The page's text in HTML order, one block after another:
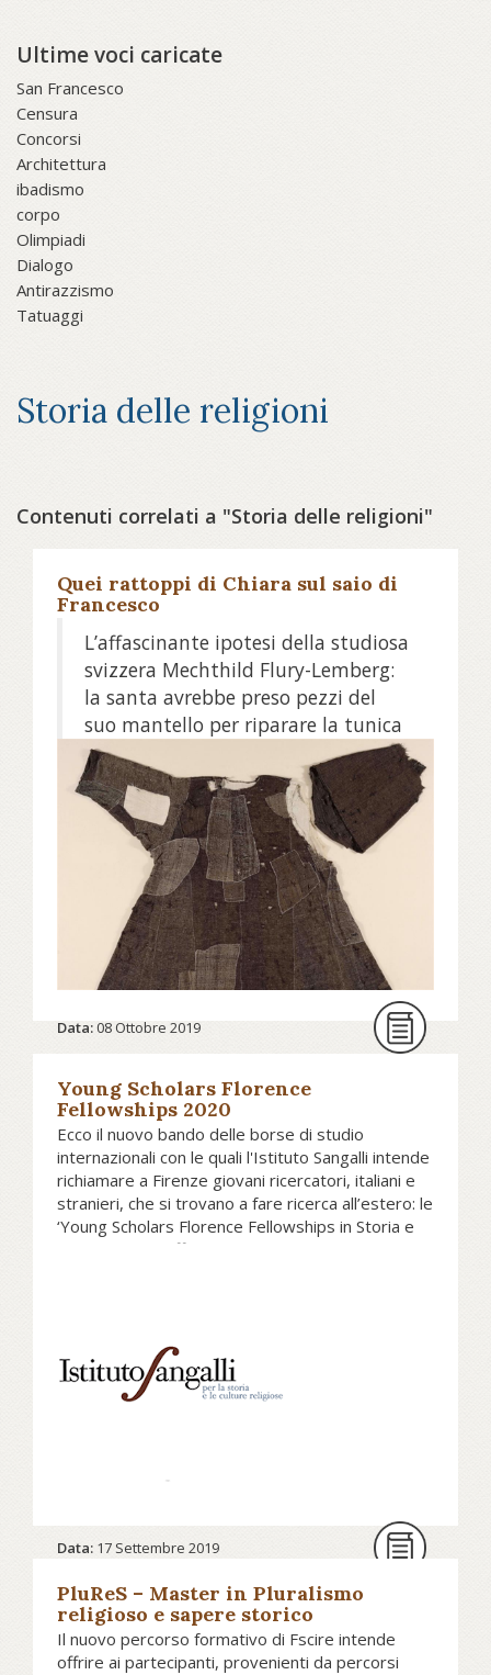
Ultime voci caricate
San Francesco
Censura
Concorsi
Architettura
ibadismo
corpo
Olimpiadi
Dialogo
Antirazzismo
Tatuaggi
Storia delle religioni
Contenuti correlati a "Storia delle religioni"
Quei rattoppi di Chiara sul saio di
Francesco
L’affascinante ipotesi della studiosa
svizzera Mechthild Flury-Lemberg:
la santa avrebbe preso pezzi del
suo mantello per riparare la tunica
del Poverello, mentre era ancora
vivo o dopo la sua morte
Leggi la notizia su avvenire.it....
Data:08 Ottobre 2019
Young Scholars Florence
Fellowships 2020
Ecco il nuovo bando delle borse di studio
internazionali con le quali l'Istituto Sangalli intende
richiamare a Firenze giovani ricercatori, italiani e
stranieri, che si trovano a fare ricerca all’estero: le
‘Young Scholars Florence Fellowships in Storia e
Studi religiosi’ offrono per il 2020 tre soggiorni
fellowhip prevedono un emolumento di 2.000,00
euro cadauna. Scadenza: 15 ottobre 2019.
Data: 17 Settembre 2019
PluReS – Master in Pluralismo
religioso e sapere storico
Il nuovo percorso formativo di Fscire intende
offrire ai partecipanti, provenienti da percorsi